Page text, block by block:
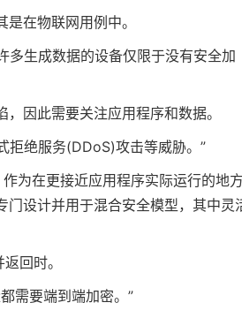
在物联网用例中。
多生成数据的设备仅限于没有安全加
因此需要关注应用程序和数据。
拒绝服务(DDoS)攻击等威胁。”
为在更接近应用程序实际运行的地
门设计并用于混合安全模型，其中灵
回时。
需要端到端加密。”